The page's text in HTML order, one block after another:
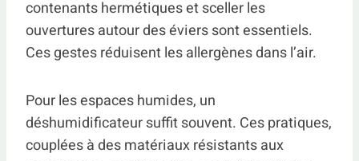
contenants hermétiques et sceller les
ouvertures autour des éviers sont essentiels.
Ces gestes réduisent les allergènes dans l’air.
Pour les espaces humides, un
déshumidificateur suffit souvent. Ces pratiques,
couplées à des matériaux résistants aux